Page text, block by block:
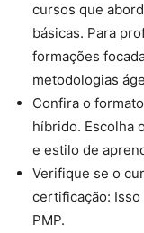
cursos que
básicas. Para
formações
metodologias
Confira o
híbrido. Escolha
e estilo de
Verifique se o
certificação: Isso
PMP.